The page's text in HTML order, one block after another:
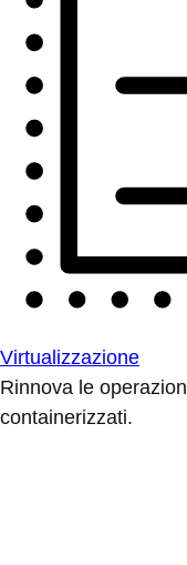
Virtualizzazione
Rinnova le
containerizzati.